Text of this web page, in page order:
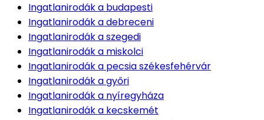
Ingatlanirodáka budapesti
Ingatlanirodáka debreceni
Ingatlanirodáka szegedi
Ingatlanirodáka miskolci
Ingatlanirodáka pecsia székesfehérvár
Ingatlanirodáka győri
Ingatlanirodáka nyíregyháza
Ingatlanirodáka kecskemét